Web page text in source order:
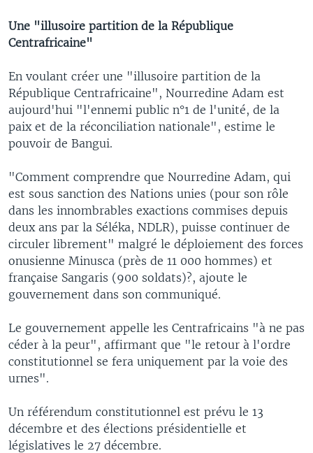
Une "illusoire partition de la République
Centrafricaine"
En voulant créer une "illusoire partition de la
République Centrafricaine", Nourredine Adam est
aujourd'hui "l'ennemi public n°1 de l'unité, de la
paix et de la réconciliation nationale", estime le
pouvoir de Bangui.
"Comment comprendre que Nourredine Adam, qui
est sous sanction des Nations unies (pour son rôle
dans les innombrables exactions commises depuis
deux ans par la Séléka, NDLR), puisse continuer de
circuler librement" malgré le déploiement des forces
onusienne Minusca (près de 11 000 hommes) et
française Sangaris (900 soldats)?, ajoute le
gouvernement dans son communiqué.
Le gouvernement appelle les Centrafricains "à ne pas
céder à la peur", affirmant que "le retour à l'ordre
constitutionnel se fera uniquement par la voie des
urnes".
Un référendum constitutionnel est prévu le 13
décembre et des élections présidentielle et
législatives le 27 décembre.